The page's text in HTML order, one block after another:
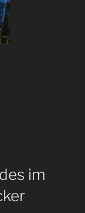
im